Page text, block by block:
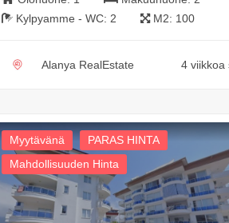
Kylpyamme - WC: 2 M2: 100
Alanya RealEstate 4 viikkoa
Myytävänä
PARAS HINTA
Mahdollisuuden Hinta